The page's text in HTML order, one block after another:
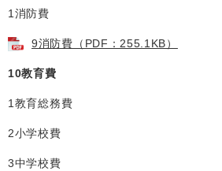
1消防費
9消防費（PDF：255.1KB）
10教育費
1教育総務費
2小学校費
3中学校費